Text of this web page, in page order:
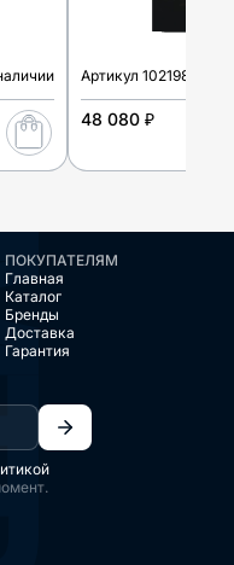
Артикул 102198
48 080 ₽
ПОКУПАТЕЛЯМ
Главная
Каталог
Бренды
Доставка
Гарантия